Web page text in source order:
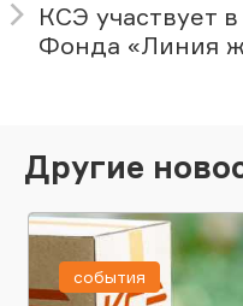
КСЭ участвует
Фонда «Линия
Другие
события